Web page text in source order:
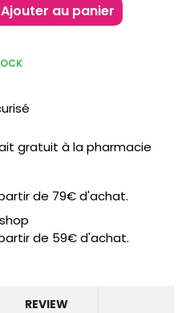
Ajouter au panier
gratuit à la pharmacie
de 79€ d'achat.
de 59€ d'achat.
REVIEW